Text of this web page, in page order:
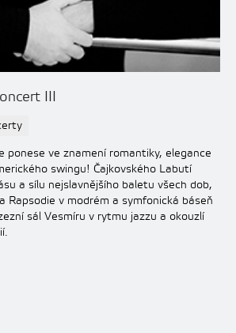
III
ponese ve znamení romantiky, elegance
swingu! Čajkovského Labutí
a sílu nejslavnějšího baletu všech dob,
Rapsodie v modrém a symfonická báseň
sál Vesmíru v rytmu jazzu a okouzlí